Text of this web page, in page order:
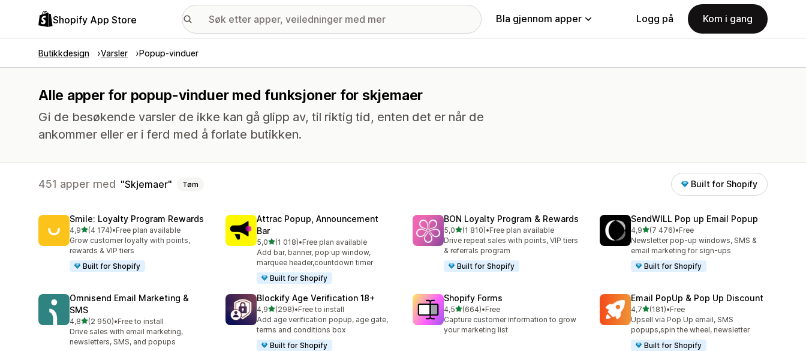
Shopify App Store Bla gjennom apper Logg på Kom i gang
Butikkdesign Varsler Popup-vinduer
Alle apper for popup-vinduer med funksjoner for skjemaer
Gi de besøkende varsler de ikke kan gå glipp av, til riktig tid, enten det er når de
ankommer eller er i ferd med å forlate butikken.
451 apper med Skjemaer Tøm Built for Shopify
Smile: Loyalty Program Rewards
4,9av 5 stjerner
(4 174)
Totalt 4174 omtaler
•Free plan available
Grow customer loyalty with points,
rewards & VIP tiers
Built for Shopify
Attrac Popup, Announcement
Bar
5,0av 5 stjerner
(1 018)
Totalt 1018 omtaler
•Free plan available
Add bar, banner, pop up window,
marquee header,countdown timer
Built for Shopify
BON Loyalty Program & Rewards
5,0av 5 stjerner
(1 810)
Totalt 1810 omtaler
•Free plan available
Drive repeat sales with points, VIP tiers
& referrals program
Built for Shopify
SendWILL Pop up Email Popup
4,9av 5 stjerner
(7 476)
Totalt 7476 omtaler
•Free
Newsletter pop-up windows, SMS &
email marketing for sign-ups
Built for Shopify
Omnisend Email Marketing &
SMS
4,8av 5 stjerner
(2 950)
Totalt 2950 omtaler
•Free to install
Drive sales with email marketing,
newsletters, SMS, and popups
Blockify Age Verification 18+
4,9av 5 stjerner
(298)
Totalt 298 omtaler
•Free to install
Add age verification popup, age gate,
terms and conditions box
Built for Shopify
Shopify Forms
4,5av 5 stjerner
(664)
Totalt 664 omtaler
•Free
Capture customer information to grow
your marketing list
Email PopUp & Pop Up Discount
4,7av 5 stjerner
(181)
Totalt 181 omtaler
•Free
Upsell via Pop Up email, SMS
popups,spin the wheel, newsletter
Built for Shopify